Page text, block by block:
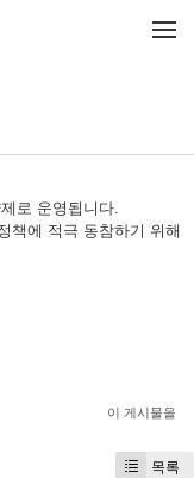
로 운영됩니다.
책에 적극 동참하기 위해
이 게시물을
목록